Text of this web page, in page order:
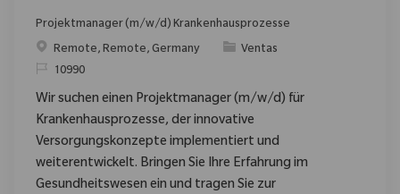
Projektmanager (m/w/d) Krankenhausprozesse
Ubicación
Remote, Remote, Germany Categoría
Ventas
ReqId10990
Wir suchen einen Projektmanager (m/w/d) für
Krankenhausprozesse, der innovative
Versorgungskonzepte implementiert und
weiterentwickelt. Bringen Sie Ihre Erfahrung im
Gesundheitswesen ein und tragen Sie zur